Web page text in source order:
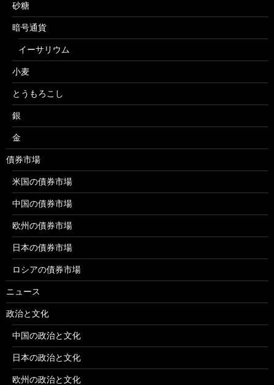
砂糖
暗号通貨
イーサリウム
小麦
とうもろこし
銀
金
債券市場
米国の債券市場
中国の債券市場
欧州の債券市場
日本の債券市場
ロシアの債券市場
ニュース
政治と文化
中国の政治と文化
日本の政治と文化
欧州の政治と文化